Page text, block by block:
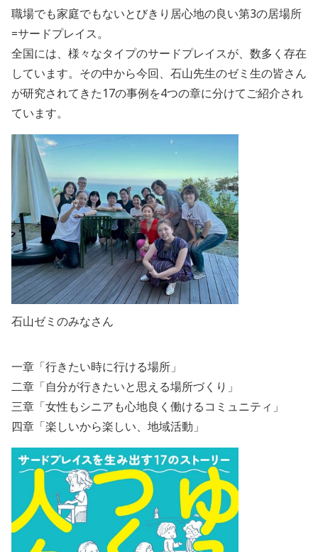
職場でも家庭でもないとびきり居心地の良い第3の居場所
=サードプレイス。
全国には、様々なタイプのサードプレイスが、数多く存在
しています。その中から今回、石山先生のゼミ生の皆さん
が研究されてきた17の事例を4つの章に分けてご紹介され
ています。
石山ゼミのみなさん
一章「行きたい時に行ける場所」
二章「自分が行きたいと思える場所づくり」
三章「女性もシニアも心地良く働けるコミュニティ」
四章「楽しいから楽しい、地域活動」